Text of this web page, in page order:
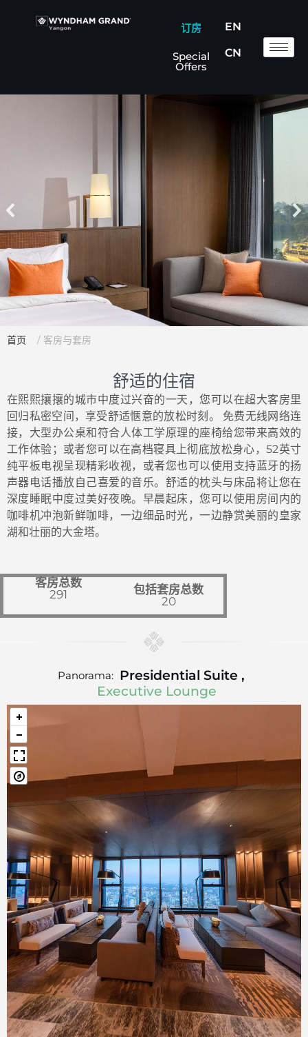
订房
Special
Offers
EN
CN
首页 / 客房与套房
舒适的住宿
在熙熙攘攘的城市中度过兴奋的一天，您可以在超大客房里
回归私密空间，享受舒适惬意的放松时刻。 免费无线网络连
接，大型办公桌和符合人体工学原理的座椅给您带来高效的
工作体验；或者您可以在高档寝具上彻底放松身心，52英寸
纯平板电视呈现精彩收视，或者您也可以使用支持蓝牙的扬
声器电话播放自己喜爱的音乐。舒适的枕头与床品将让您在
深度睡眠中度过美好夜晚。早晨起床，您可以使用房间内的
咖啡机冲泡新鲜咖啡，一边细品时光，一边静赏美丽的皇家
湖和壮丽的大金塔。
客房总数
291
包括套房总数
20
Panorama: Presidential Suite ,
Executive Lounge